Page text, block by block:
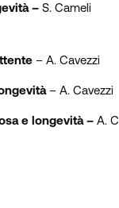
– S. Cameli
– A. Cavezzi
– A. Cavezzi
e longevità – A.